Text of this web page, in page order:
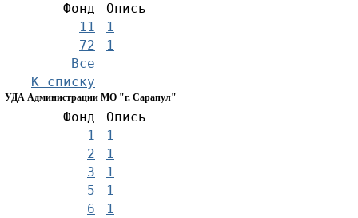
Фонд
Опись
11
1
72
1
Все
К списку
УДА Администрации МО "г. Сарапул"
Фонд
Опись
1
1
2
1
3
1
5
1
6
1